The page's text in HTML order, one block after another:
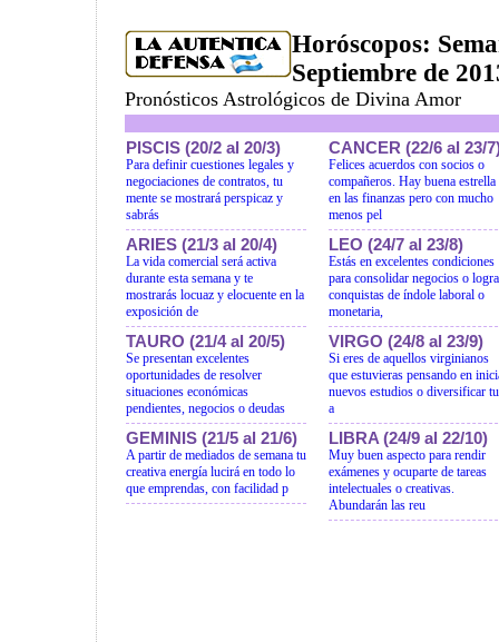
Horóscopos:
Septiembre de
Pronósticos Astrológicos de Divina Amor
PISCIS (20/2 al 20/3)
Para definir cuestiones legales y
negociaciones de contratos, tu
mente se mostrará perspicaz y
sabrás
ARIES (21/3 al 20/4)
La vida comercial será activa
durante esta semana y te
mostrarás locuaz y elocuente en la
exposición de
TAURO (21/4 al 20/5)
Se presentan excelentes
oportunidades de resolver
situaciones económicas
pendientes, negocios o deudas
GEMINIS (21/5 al 21/6)
A partir de mediados de semana tu
creativa energía lucirá en todo lo
que emprendas, con facilidad p
CANCER (22/6 al 23/
Felices acuerdos con socios o
compañeros. Hay buena estrella
en las finanzas pero con mucho
menos pel
LEO (24/7 al 23/8)
Estás en excelentes condiciones
para consolidar negocios o
conquistas de índole laboral o
monetaria,
VIRGO (24/8 al 23/9)
Si eres de aquellos virginianos
que estuvieras pensando en
nuevos estudios o diversificar
a
LIBRA (24/9 al 22/10)
Muy buen aspecto para rendir
exámenes y ocuparte de tareas
intelectuales o creativas.
Abundarán las reu